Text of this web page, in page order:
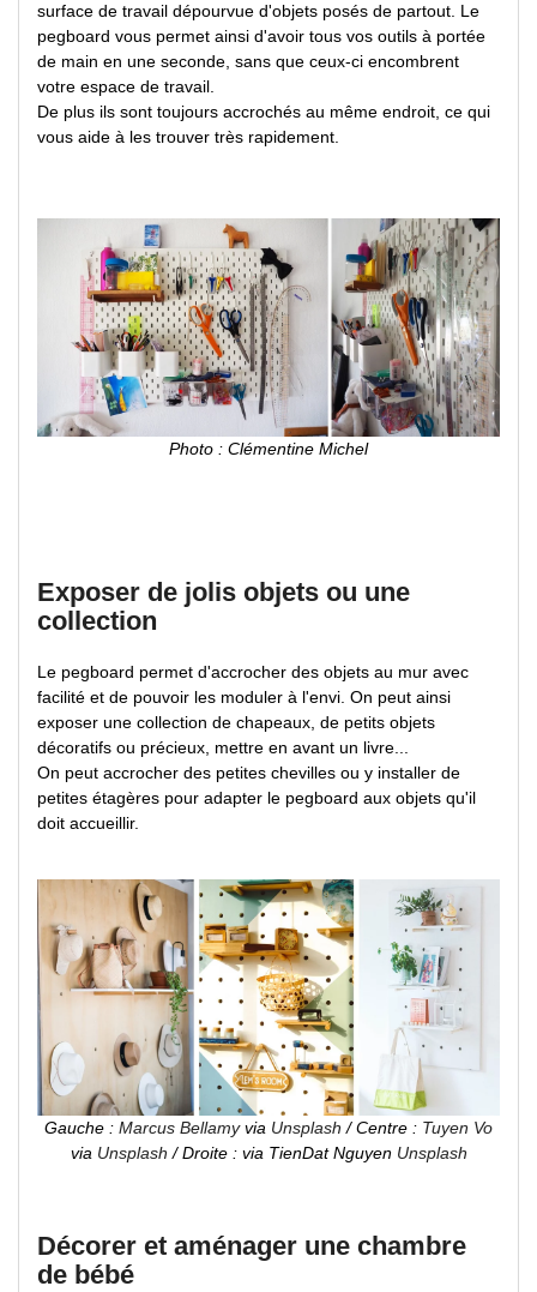
surface de travail dépourvue d'objets posés de partout. Le
pegboard vous permet ainsi d'avoir tous vos outils à portée
de main en une seconde, sans que ceux-ci encombrent
votre espace de travail.
De plus ils sont toujours accrochés au même endroit, ce qui
vous aide à les trouver très rapidement.
Photo : Clémentine Michel
Exposer de jolis objets ou une
collection
Le pegboard permet d'accrocher des objets au mur avec
facilité et de pouvoir les moduler à l'envi. On peut ainsi
exposer une collection de chapeaux, de petits objets
décoratifs ou précieux, mettre en avant un livre...
On peut accrocher des petites chevilles ou y installer de
petites étagères pour adapter le pegboard aux objets qu'il
doit accueillir.
Gauche : Marcus Bellamyvia Unsplash/ Centre : Tuyen Vo
via Unsplash/ Droite : via TienDat Nguyen Unsplash
Décorer et aménager une chambre
de bébé